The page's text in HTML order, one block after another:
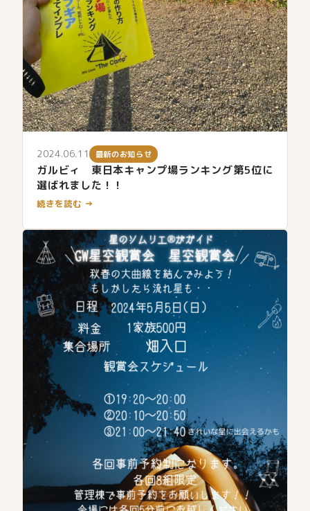
2024.06.11 最新のお知らせ
ガルビィ 東日本キャンプ場ランキング第5位に
選ばれました！！
続きを読む →